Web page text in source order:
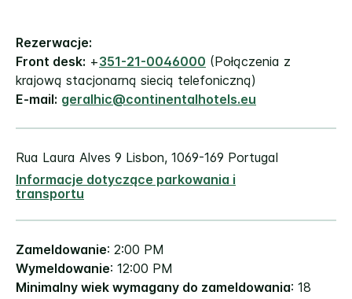
Rezerwacje:
Front desk: +351-21-0046000 (Połączenia z
krajową stacjonarną siecią telefoniczną)
E-mail: geralhic@continentalhotels.eu
Rua Laura Alves 9 Lisbon, 1069-169 Portugal
Informacje dotyczące parkowania i
transportu
Zameldowanie: 2:00 PM
Wymeldowanie: 12:00 PM
Minimalny wiek wymagany do zameldowania: 18